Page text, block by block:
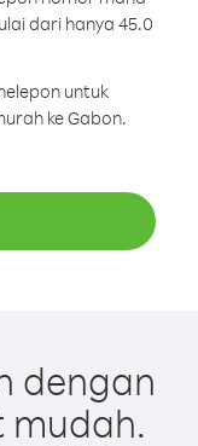
dari hanya 45.0
untuk
ke Gabon.
dengan
mudah.